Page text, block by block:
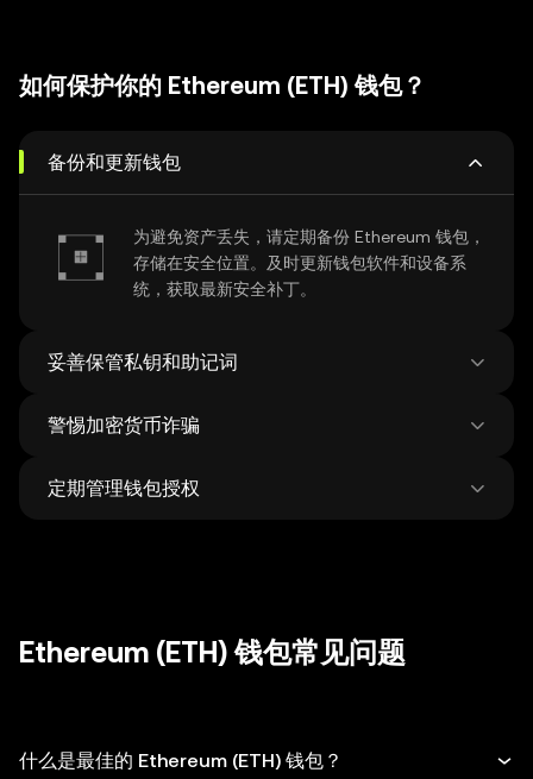
如何保护你的 Ethereum (ETH) 钱包？
备份和更新钱包
为避免资产丢失，请定期备份 Ethereum 钱包，
存储在安全位置。及时更新钱包软件和设备系
统，获取最新安全补丁。
妥善保管私钥和助记词
在联网设备上保存助记词存在风险，请使用线下
何人。
警惕加密货币诈骗
定期管理钱包授权
Ethereum (ETH) 钱包常见问题
什么是最佳的 Ethereum (ETH) 钱包？